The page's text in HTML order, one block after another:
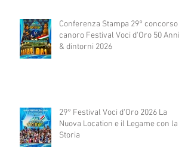
Conferenza Stampa 29° concorso
canoro Festival Voci d'Oro 50 Anni
& dintorni 2026
29° Festival Voci d'Oro 2026 La
Nuova Location e il Legame con la
Storia